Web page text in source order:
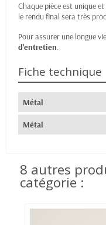
Chaque pièce est unique
le rendu final sera très
Pour assurer une longue
d'entretien.
Fiche technique
Métal
Métal
8 autres
catégorie :